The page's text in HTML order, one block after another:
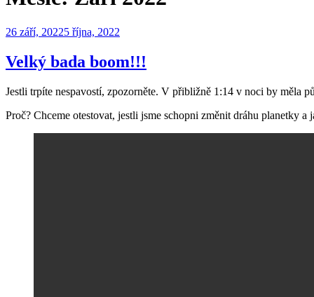
Publikováno
26 září, 20225 října, 2022
Velký bada boom!!!
Jestli trpíte nespavostí, zpozorněte. V přibližně 1:14 v noci by měla
Proč? Chceme otestovat, jestli jsme schopni změnit dráhu planetky a